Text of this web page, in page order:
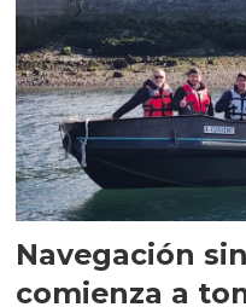
Navegación
comienza a